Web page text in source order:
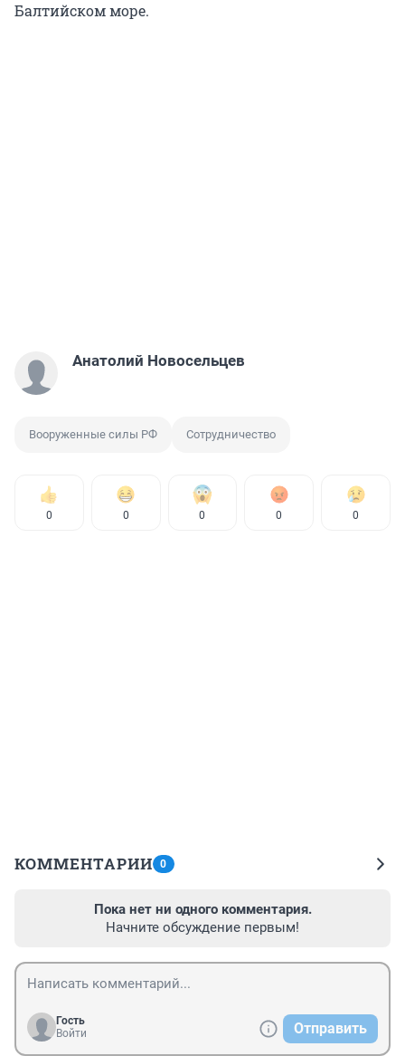
Балтийском море.
Анатолий Новосельцев
Вооруженные силы РФ Сотрудничество
0 0 0 0 0
КОММЕНТАРИИ 0
Пока нет ни одного комментария.
Начните обсуждение первым!
Гость
Войти
Отправить